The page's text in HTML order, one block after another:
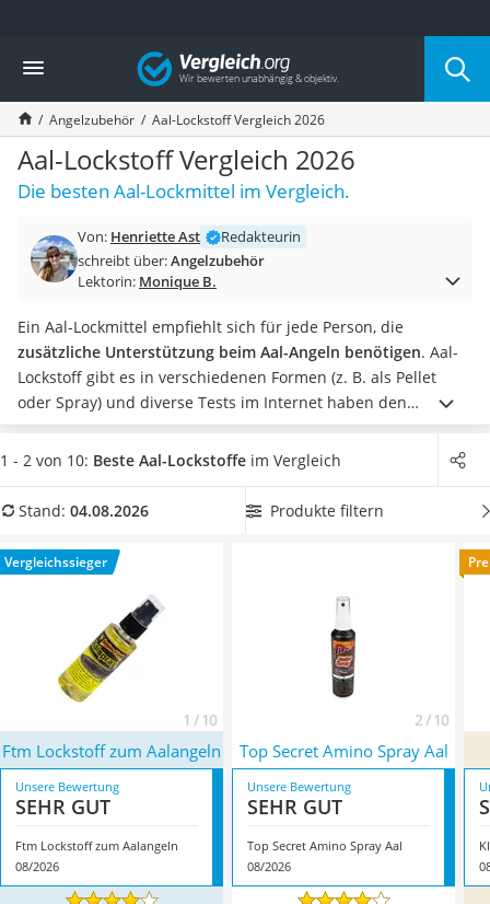
Die beliebtesten Vergleiche nach Kategorie
Freizeit & Sport
Gartentrampolin
Trampolin
Metalldetektor
Eufab-Fahrradträger
Trampolin 366 cm
Aluminium-Koffer
Futterboot
E-Bike-Dreirad
Trekkingschuhe Herren
Reisetasche mit Rollen
Klimmzugstation
Koffer
Nachtsichtgerät
Handgepäck-Koffer
Wanderschuhe Herren
Sicherheitsweste Reiten
Vergleich
Angelzubehör Aal-Lockstoff Vergleich 2026
Aal-Lockstoff Vergleich 2026
Die besten Aal-Lockmittel im Vergleich.
Von: Henriette Ast
Redakteurin
schreibt über:Angelzubehör
Lektorin: Monique B.
Ein Aal-Lockmittel empfiehlt sich für jede Person, die
zusätzliche Unterstützung beim Aal-Angeln benötigen. Aal-
Lockstoff gibt es in verschiedenen Formen (z. B. als Pellet
oder Spray) und diverse Tests im Internet haben den
verschiedenen Aal-Lockstoffen insgesamt gute Erfolgsquoten
bestätigt. Mit derpassendenAngel erhöhen Interessierte die
Vergleichstabelle Aal-Lockstoff, der besonders einfach zu
Überzeugt hat uns hier im August 2026 besonders das
ModellFtm Lockstoff zum Aalangeln
1 - 2 von 10: Beste Aal-Lockstoffe im Vergleich
Stand: 04.08.2026 Produkte filtern
Vergleichssieger
1 / 10 2 / 10
Ftm Lockstoff zum Aalangeln Top Secret Amino Spray Aal
Unsere Bewertung
SEHR GUT
Ftm Lockstoff zum Aalangeln
08/2026
Unsere Bewertung
SEHR GUT
Top Secret Amino Spray Aal
08/2026